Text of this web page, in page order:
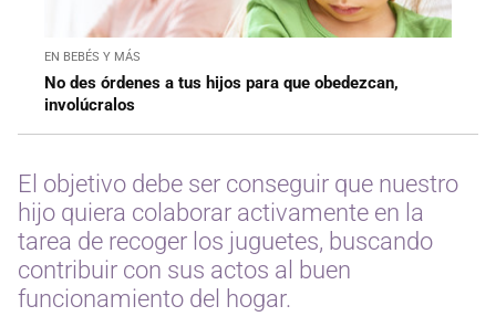
EN BEBÉS Y MÁS
No des órdenes a tus hijos para que obedezcan,
involúcralos
El objetivo debe ser conseguir que nuestro
hijo quiera colaborar activamente en la
tarea de recoger los juguetes, buscando
contribuir con sus actos al buen
funcionamiento del hogar.